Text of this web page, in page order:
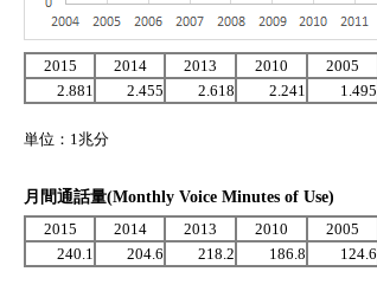
2015 2014 2013 2010
2005
2.881
2.455 2.618 2.241 1.495
単位：1兆分
月間通話量(Monthly Voice Minutes of Use)
2015
2014 2013 2010
2005
240.1
204.6 218.2 186.8 124.6